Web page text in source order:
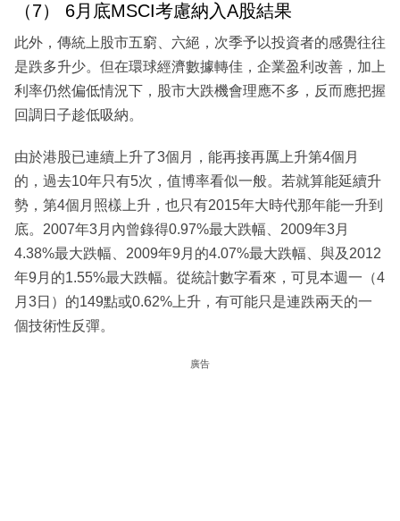
（7） 6月底MSCI考慮納入A股結果
此外，傳統上股市五窮、六絕，次季予以投資者的感覺往往
是跌多升少。但在環球經濟數據轉佳，企業盈利改善，加上
利率仍然偏低情況下，股市大跌機會理應不多，反而應把握
回調日子趁低吸納。
由於港股已連續上升了3個月，能再接再厲上升第4個月
的，過去10年只有5次，值博率看似一般。若就算能延續升
勢，第4個月照樣上升，也只有2015年大時代那年能一升到
底。2007年3月內曾錄得0.97%最大跌幅、2009年3月
4.38%最大跌幅、2009年9月的4.07%最大跌幅、與及2012
年9月的1.55%最大跌幅。從統計數字看來，可見本週一（4
月3日）的149點或0.62%上升，有可能只是連跌兩天的一
個技術性反彈。
廣告